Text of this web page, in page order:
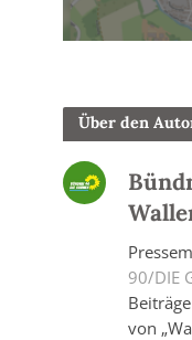
Über den
90/DIE
von